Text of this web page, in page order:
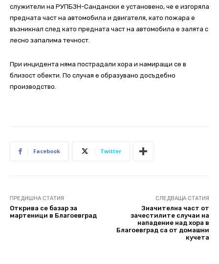
служители на РУПБЗН-Сандански е установено, че е изгоряла
предната част на автомобила и двигателя, като пожара е
възникнал след като предната част на автомобила е залята с
лесно запалима течност.
При инцидента няма пострадали хора и намиращи се в
близост обекти. По случая е образувано досъдебно
производство.
Facebook Twitter
ПРЕДИШНА СТАТИЯ
Открива се базар за
мартеници в Благоевград
СЛЕДВАЩА СТАТИЯ
Значителна част от
зачестилите случаи на
нападение над хора в
Благоевград са от домашни
кучета